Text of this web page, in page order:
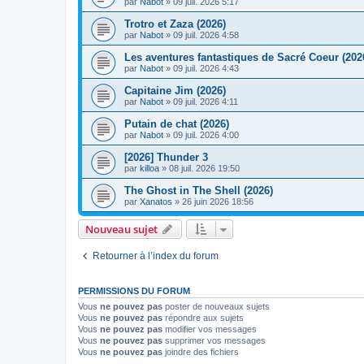
Trotro et Zaza (2026)
par Nabot » 09 juil. 2026 4:58
Les aventures fantastiques de Sacré Coeur
par Nabot » 09 juil. 2026 4:43
Capitaine Jim (2026)
par Nabot » 09 juil. 2026 4:11
Putain de chat (2026)
par Nabot » 09 juil. 2026 4:00
[2026] Thunder 3
par killoa » 08 juil. 2026 19:50
The Ghost in The Shell (2026)
par Xanatos » 26 juin 2026 18:56
Nouveau sujet
Retourner à l’index du forum
PERMISSIONS DU FORUM
Vous ne pouvez pas poster de nouveaux sujets
Vous ne pouvez pas répondre aux sujets
Vous ne pouvez pas modifier vos messages
Vous ne pouvez pas supprimer vos messages
Vous ne pouvez pas joindre des fichiers